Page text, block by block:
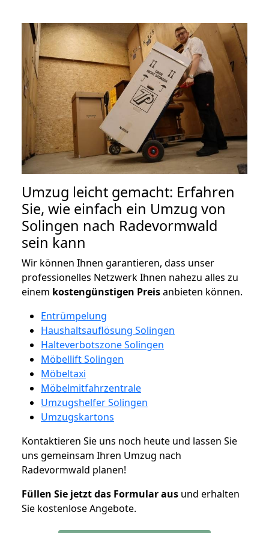
Umzug leicht gemacht: Erfahren
Sie, wie einfach ein Umzug von
Solingen nach Radevormwald
sein kann
Wir können Ihnen garantieren, dass unser
professionelles Netzwerk Ihnen nahezu alles zu
einem kostengünstigen Preisanbieten können.
Entrümpelung
Haushaltsauflösung Solingen
Halteverbotszone Solingen
Möbellift Solingen
Möbeltaxi
Möbelmitfahrzentrale
Umzugshelfer Solingen
Umzugskartons
Kontaktieren Sie uns noch heute und lassen Sie
uns gemeinsam Ihren Umzug nach
Radevormwald planen!
Füllen Sie jetzt das Formular aus und erhalten
Sie kostenlose Angebote.